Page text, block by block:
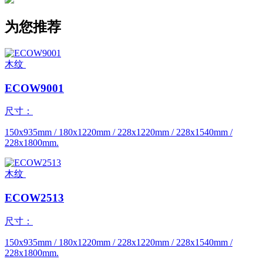
为您推荐
木纹
ECOW9001
尺寸：
150x935mm / 180x1220mm / 228x1220mm / 228x1540mm /
228x1800mm.
木纹
ECOW2513
尺寸：
150x935mm / 180x1220mm / 228x1220mm / 228x1540mm /
228x1800mm.